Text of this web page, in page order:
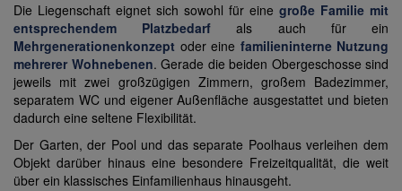
Die Liegenschaft eignet sich sowohl für eine große Familie mit
entsprechendem Platzbedarfals auch für ein
Mehrgenerationenkonzept oder eine familieninterne Nutzung
mehrerer Wohnebenen. Gerade die beiden Obergeschosse sind
jeweils mit zwei großzügigen Zimmern, großem Badezimmer,
separatem WC und eigener Außenfläche ausgestattet und bieten
dadurch eine seltene Flexibilität.
Der Garten, der Pool und das separate Poolhaus verleihen dem
Objekt darüber hinaus eine besondere Freizeitqualität, die weit
über ein klassisches Einfamilienhaus hinausgeht.